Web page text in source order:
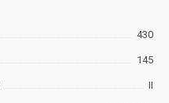
430
145
II